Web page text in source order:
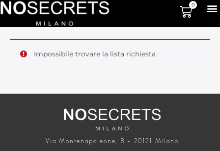
0
Impossibile trovare la lista richiesta
Via Montenapoleone, 8 – 20121 Milano